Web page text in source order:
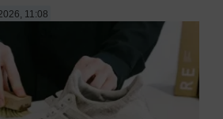
11:08